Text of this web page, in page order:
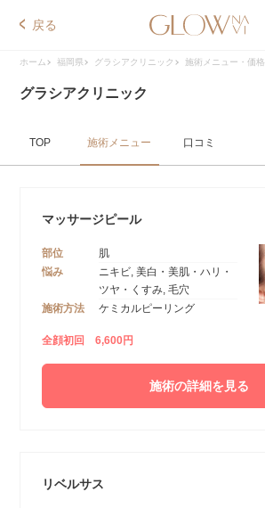
戻る
ホーム 福岡県 グラシアクリニック 施術メニュー・価格
グラシアクリニック
TOP 施術メニュー 口コミ
マッサージピール
部位
肌
悩み
ニキビ, 美白・美肌・ハリ・
ツヤ・くすみ, 毛穴
施術方法
ケミカルピーリング
全顔初回 6,600円
施術の詳細を見る
リベルサス